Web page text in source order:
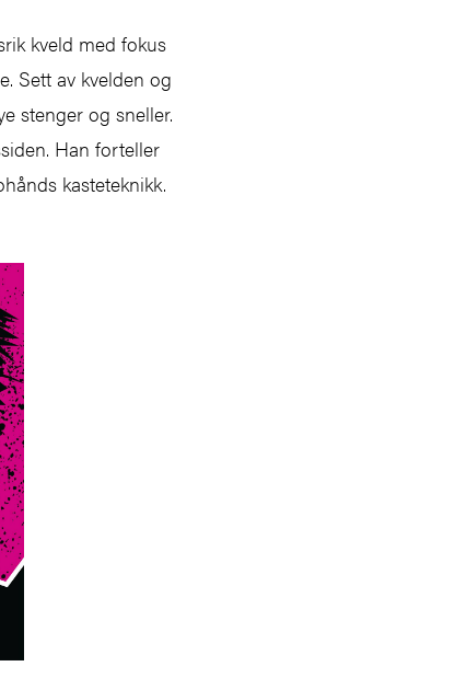
kveld med fokus
Sett av kvelden og
stenger og sneller.
Han forteller
kasteteknikk.